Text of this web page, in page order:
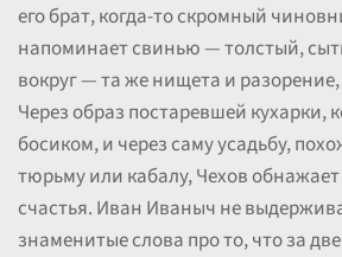
его брат, когда-то скромный
напоминает свинью — толстый,
вокруг — та же нищета и разорение,
Через образ постаревшей кухарки,
босиком, и через саму усадьбу,
тюрьму или кабалу, Чехов
счастья. Иван Иваныч не
знаменитые слова про то, что за